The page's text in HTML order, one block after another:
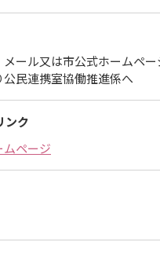
ール又は市公式ホームペー
民連携室協働推進係へ
ンク
ムページ